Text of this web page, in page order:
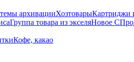
архивацииХозтоварыКартриджи
Группа товара из экселяНовое С
Кофе, какао